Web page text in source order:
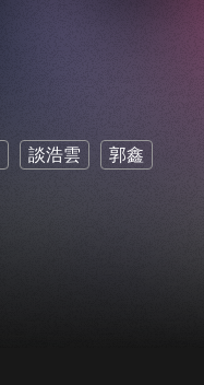
談浩雲 郭鑫